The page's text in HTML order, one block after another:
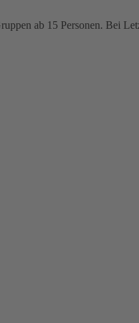
ab 15 Personen. Bei